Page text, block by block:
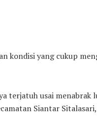
kondisi yang cukup
terjatuh usai menabrak
Siantar